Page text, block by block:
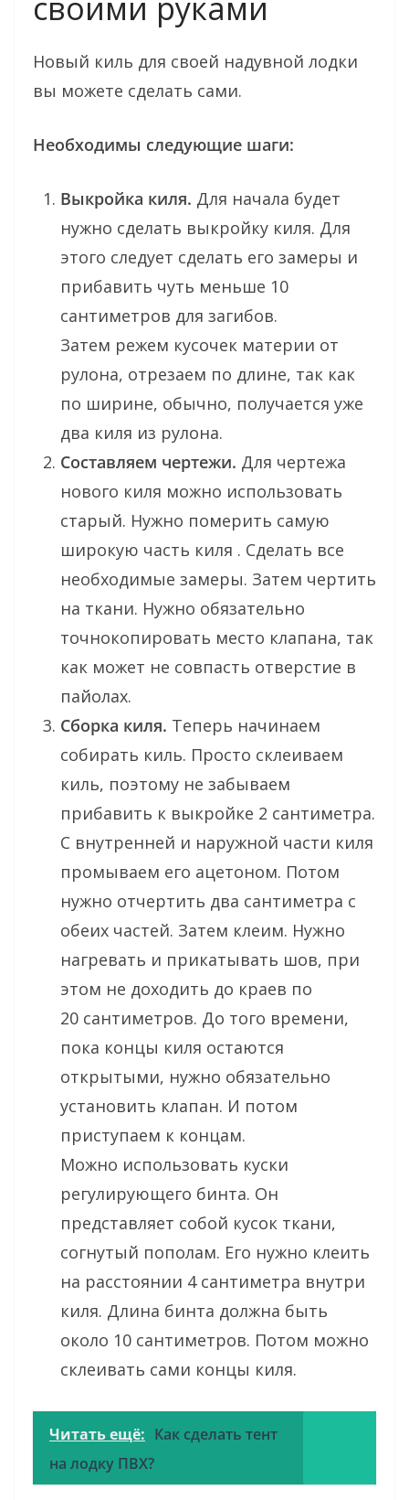
своими руками
Новый киль для своей надувной лодки
вы можете сделать сами.
Необходимы следующие шаги:
Выкройка киля. Для начала будет
нужно сделать выкройку киля. Для
этого следует сделать его замеры и
прибавить чуть меньше 10
сантиметров для загибов.
Затем режем кусочек материи от
рулона, отрезаем по длине, так как
по ширине, обычно, получается уже
два киля из рулона.
Составляем чертежи. Для чертежа
нового киля можно использовать
старый. Нужно померить самую
широкую часть киля . Сделать все
необходимые замеры. Затем чертить
на ткани. Нужно обязательно
точнокопировать место клапана, так
как может не совпасть отверстие в
пайолах.
Сборка киля. Теперь начинаем
собирать киль. Просто склеиваем
киль, поэтому не забываем
прибавить к выкройке 2 сантиметра.
С внутренней и наружной части киля
промываем его ацетоном. Потом
нужно отчертить два сантиметра с
обеих частей. Затем клеим. Нужно
нагревать и прикатывать шов, при
этом не доходить до краев по
20 сантиметров. До того времени,
пока концы киля остаются
открытыми, нужно обязательно
установить клапан. И потом
приступаем к концам.
Можно использовать куски
регулирующего бинта. Он
представляет собой кусок ткани,
согнутый пополам. Его нужно клеить
на расстоянии 4 сантиметра внутри
киля. Длина бинта должна быть
около 10 сантиметров. Потом можно
склеивать сами концы киля.
Читать ещё: Как сделать тент
на лодку ПВХ?